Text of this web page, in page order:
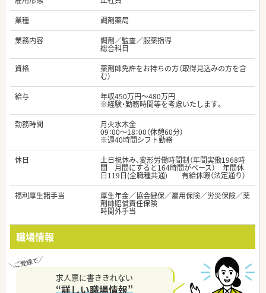
業種
調剤薬局
業務内容
調剤／監査／服薬指導
総合科目
資格
薬剤師免許をお持ちの方（取得見込みの方を含
む）
給与
年収450万円～480万円
※経験・勤務時間等を考慮いたします。
勤務時間
月火水木金
09：00～18：00（休憩60分）
※週40時間シフト勤務
休日
土日祝休み、変形労働時間制（年間実働1968時
間 月間にすると164時間がベース） 年間休
日119日(全職種共通) 有給休暇（法定通り）
福利厚生諸手当
厚生年金／協会健保／雇用保険／労災保険／薬
剤師賠償責任保険
時間外手当
職場情報
求人票に書ききれない
“詳しい職場情報”